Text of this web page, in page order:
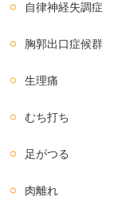
自律神経失調症
胸郭出口症候群
生理痛
むち打ち
足がつる
肉離れ